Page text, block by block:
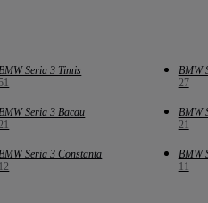
Seria 3 Timis
51
BMW
27
Seria 3 Bacau
BMW
21
Seria 3 Constanta
12
BMW
11